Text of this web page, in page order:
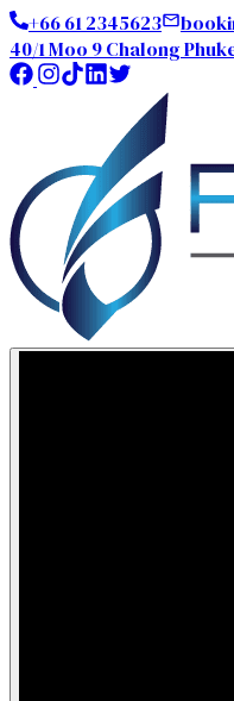
+66 61 2345623
40/1 Moo 9 Chalong